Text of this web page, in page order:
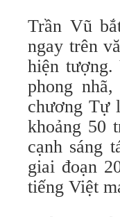
Trần Vũ
ngay trên
hiện
phong
chương Tự
khoảng 50
cạnh sáng
giai đoạn
tiếng Việt